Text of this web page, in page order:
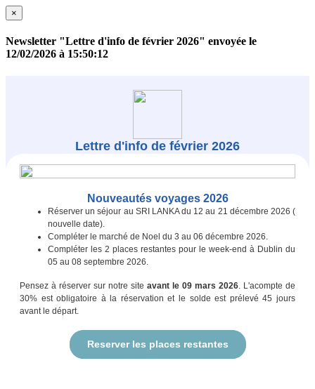
×
Newsletter "Lettre d'info de février 2026" envoyée le
12/02/2026 à 15:50:12
Lettre d'info de février 2026
Nouveautés voyages 2026
Réserver un séjour au SRI LANKA du 12 au 21 décembre 2026 (
nouvelle date).
Compléter le marché de Noel du 3 au 06 décembre 2026.
Compléter les 2 places restantes pour le week-end à Dublin du
05 au 08 septembre 2026.
Pensez à réserver sur notre site avant le 09 mars 2026 . L'acompte de
30% est obligatoire à la réservation et le solde est prélevé 45 jours
avant le départ.
Reserver les places restantes